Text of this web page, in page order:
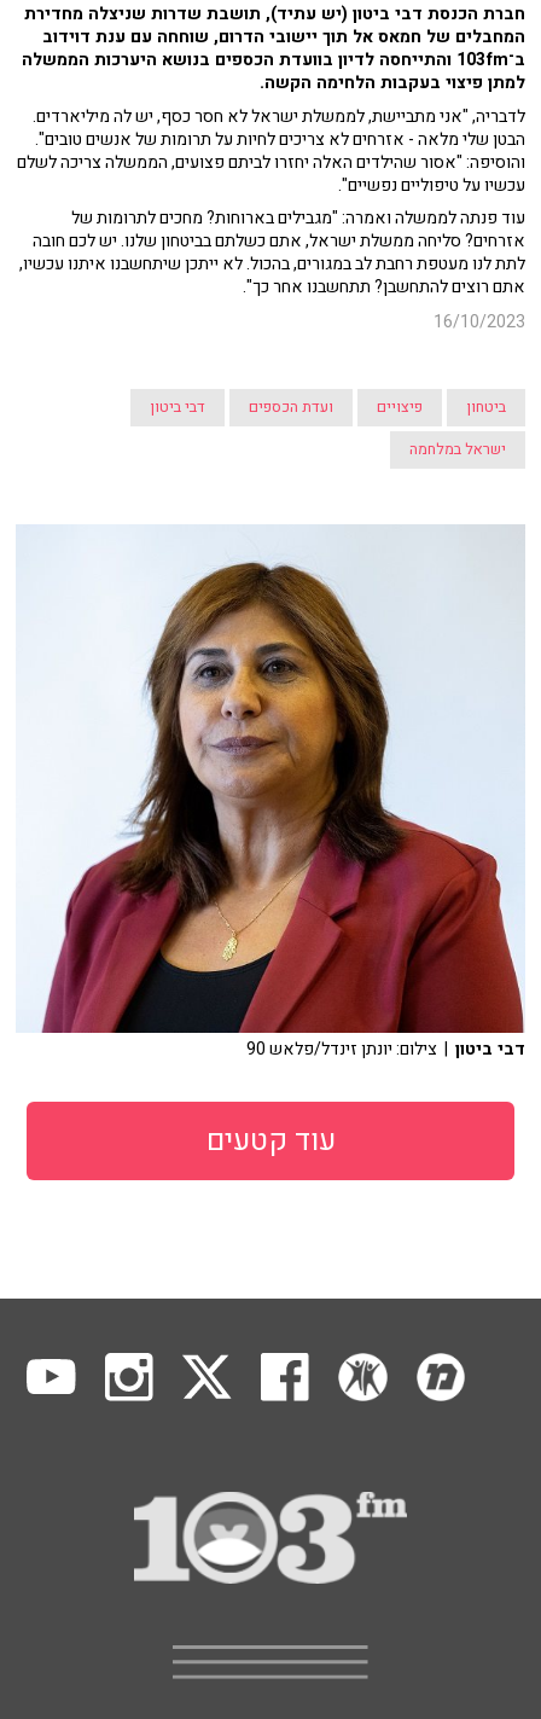
חברת הכנסת דבי ביטון (יש עתיד), תושבת שדרות שניצלה מחדירת
המחבלים של חמאס אל תוך יישובי הדרום, שוחחה עם ענת דוידוב
ב־103fm והתייחסה לדיון בוועדת הכספים בנושא היערכות הממשלה
למתן פיצוי בעקבות הלחימה הקשה.
לדבריה, "אני מתביישת, לממשלת ישראל לא חסר כסף, יש לה מיליארדים.
הבטן שלי מלאה - אזרחים לא צריכים לחיות על תרומות של אנשים טובים".
והוסיפה: "אסור שהילדים האלה יחזרו לביתם פצועים, הממשלה צריכה לשלם
עכשיו על טיפוליים נפשיים".
עוד פנתה לממשלה ואמרה: "מגבילים בארוחות? מחכים לתרומות של
אזרחים? סליחה ממשלת ישראל, אתם כשלתם בביטחון שלנו. יש לכם חובה
לתת לנו מעטפת רחבת לב במגורים, בהכול. לא ייתכן שיתחשבנו איתנו עכשיו,
אתם רוצים להתחשבן? תתחשבנו אחר כך".
16/10/2023
ביטחון פיצויים ועדת הכספים
דבי ביטון
ישראל במלחמה
דבי ביטון | צילום: יונתן זינדל/פלאש 90
עוד קטעים